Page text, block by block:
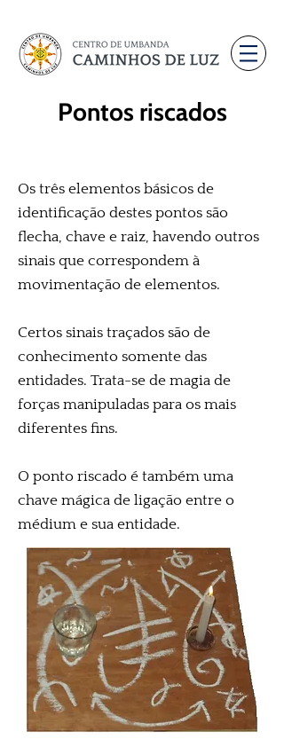
Pontos riscados
Os três elementos básicos de
identificação destes pontos são
flecha, chave e raiz, havendo outros
sinais que correspondem à
movimentação de elementos.
Certos sinais traçados são de
conhecimento somente das
entidades. Trata-se de magia de
forças manipuladas para os mais
diferentes fins.
O ponto riscado é também uma
chave mágica de ligação entre o
médium e sua entidade.